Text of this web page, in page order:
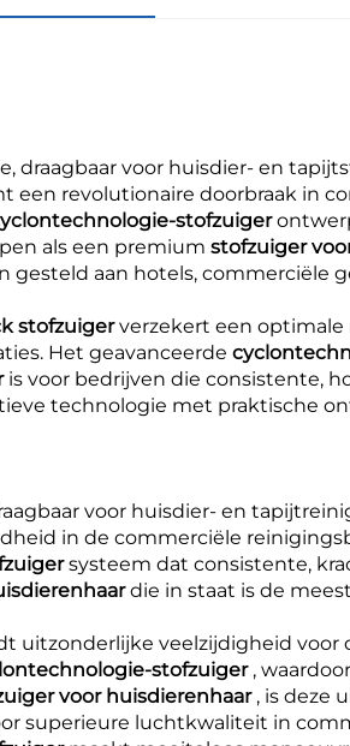
draagbaar voor huisdier- en
revolutionaire doorbraak in
stofzuiger
als een premium stofzuiger
gesteld aan hotels, commerciële
stofzuigerverzekert een
Het geavanceerde
is voor bedrijven die consistente,
technologie met praktische
voor huisdier- en
in de commerciële
systeem dat consistente,
die in staat is de
uitzonderlijke veelzijdigheid voor
stofzuiger ,
voor huisdierenhaar , is deze
superieure luchtkwaliteit in